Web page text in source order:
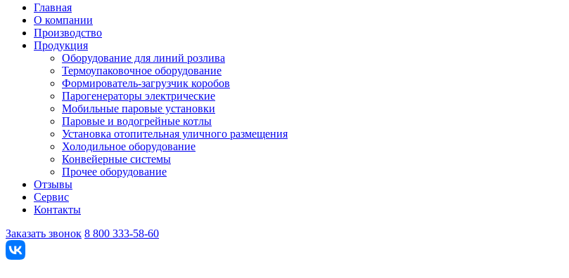
Главная
О компании
Производство
Продукция
Оборудование для линий розлива
Термоупаковочное оборудование
Формирователь-загрузчик коробов
Парогенераторы электрические
Мобильные паровые установки
Паровые и водогрейные котлы
Установка отопительная уличного размещения
Холодильное оборудование
Конвейерные системы
Прочее оборудование
Отзывы
Сервис
Контакты
Заказать звонок 8 800 333-58-60